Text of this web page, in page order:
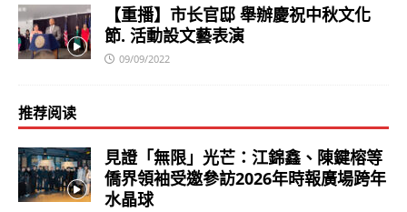
【重播】市长官邸 舉辦慶祝中秋文化
節. 活動設文藝表演
09/09/2022
推荐阅读
見證「無限」光芒：江錦鑫、陳鍵榕等
僑界領袖受邀參訪2026年時報廣場跨年
水晶球